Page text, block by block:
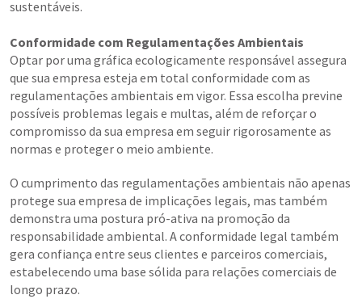
sustentáveis.
Conformidade com Regulamentações Ambientais
Optar por uma gráfica ecologicamente responsável assegura
que sua empresa esteja em total conformidade com as
regulamentações ambientais em vigor. Essa escolha previne
possíveis problemas legais e multas, além de reforçar o
compromisso da sua empresa em seguir rigorosamente as
normas e proteger o meio ambiente.
O cumprimento das regulamentações ambientais não apenas
protege sua empresa de implicações legais, mas também
demonstra uma postura pró-ativa na promoção da
responsabilidade ambiental. A conformidade legal também
gera confiança entre seus clientes e parceiros comerciais,
estabelecendo uma base sólida para relações comerciais de
longo prazo.